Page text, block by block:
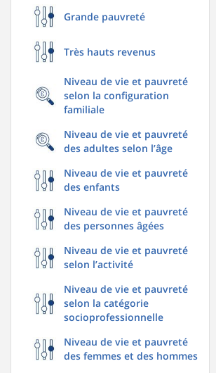
Grande pauvreté
Très hauts revenus
Niveau de vie et pauvreté
selon la configuration
familiale
Niveau de vie et pauvreté
des adultes selon l’âge
Niveau de vie et pauvreté
des enfants
Niveau de vie et pauvreté
des personnes âgées
Niveau de vie et pauvreté
selon l’activité
Niveau de vie et pauvreté
selon la catégorie
socioprofessionnelle
Niveau de vie et pauvreté
des femmes et des hommes